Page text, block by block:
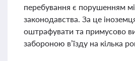
перебування є порушенням
законодавства. За це
оштрафувати та примусово
забороною в’їзду на кілька